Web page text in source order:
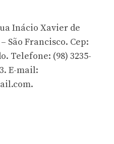
Inácio Xavier de
São Francisco. Cep:
Telefone: (98) 3235-
E-mail:
.